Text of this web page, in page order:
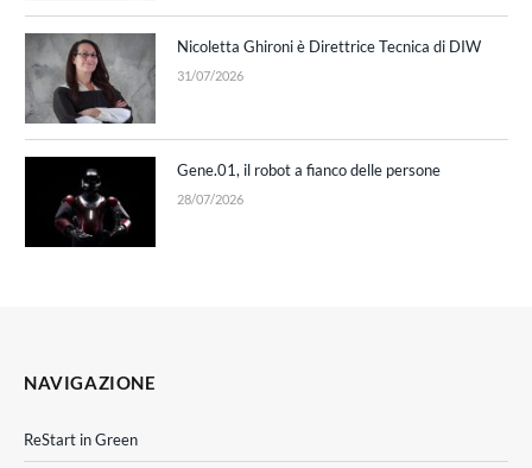
Nicoletta Ghironi è Direttrice Tecnica di DIW
31/07/2026
Gene.01, il robot a fianco delle persone
28/07/2026
NAVIGAZIONE
ReStart in Green